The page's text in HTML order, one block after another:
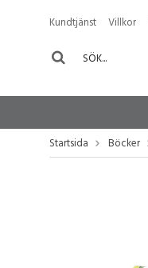
Kundtjänst Villkor
Startsida
Böcker